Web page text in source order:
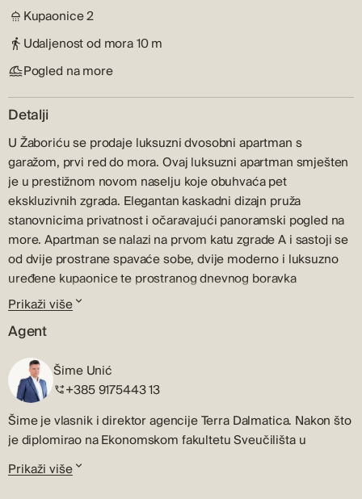
Kupaonice2
Udaljenost od mora10 m
Pogled na more
Detalji
U Žaboriću se prodaje luksuzni dvosobni apartman s
garažom, prvi red do mora. Ovaj luksuzni apartman smješten
je u prestižnom novom naselju koje obuhvaća pet
ekskluzivnih zgrada. Elegantan kaskadni dizajn pruža
stanovnicima privatnost i očaravajući panoramski pogled na
more. Apartman se nalazi na prvom katu zgrade A i sastoji se
od dvije prostrane spavaće sobe, dvije moderno i luksuzno
uređene kupaonice te prostranog dnevnog boravka
povezanog s kuhinjom i blagovaonicom u jednu cjelinu koji
vodi na terasu sa spektakularnim pogledom na morsku
pučinu. Sigurna podzemna garaža osigurava privatna parkirna
mjesta za stanare, dok individualne ostave nude dodatni
prostor za pohranu. Lift omogućava brz i jednostavan pristup
iz garaže direktno do apartmana. Unutrašnjost je opremljena
visokokvalitetnim materijalima i opremom. Pametno
integrirani klima uređaji pružaju optimalnu udobnost tijekom
cijele godine, dok aluminijska vanjska stolarija s
reflektirajućim staklima povećava energetsku efikasnost.
Prikaži više
Agent
Šime Unić
+385 9175443 13
Šime je vlasnik i direktor agencije Terra Dalmatica. Nakon što
je diplomirao na Ekonomskom fakultetu Sveučilišta u
Zagrebu, profesionalnu karijeru u djelatnosti prometa
nekretninama započeo je u svom rodnom Šibeniku.
Prikaži više